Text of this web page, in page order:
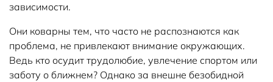
зависимости.
Они коварны тем, что часто не распознаются как
проблема, не привлекают внимание окружающих.
Ведь кто осудит трудолюбие, увлечение спортом или
заботу о ближнем? Однако за внешне безобидной